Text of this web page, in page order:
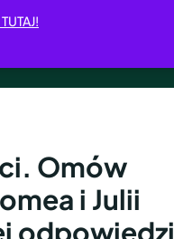
Omów
i Julii
odpowiedzi